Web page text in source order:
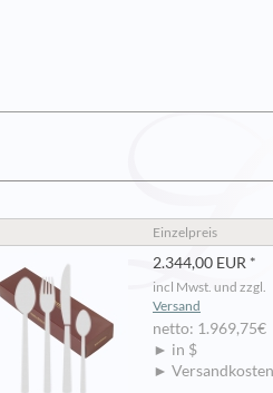
Einzelpreis
2.344,00 EUR *
incl Mwst. und zzgl.
Versand
netto: 1.969,75€
► in $
►